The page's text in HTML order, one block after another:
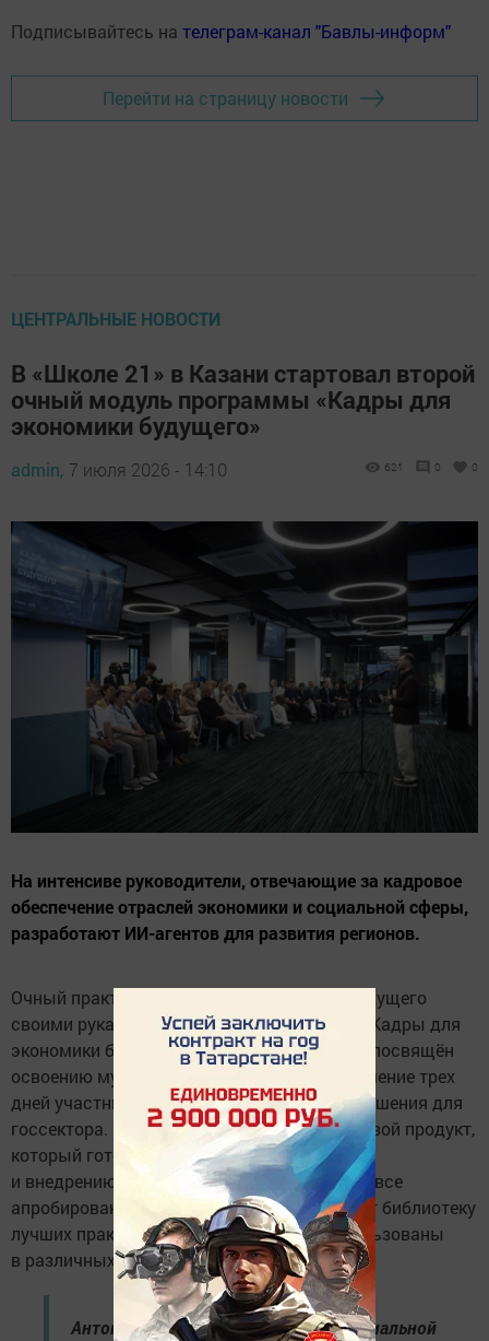
Подписывайтесь на телеграм-канал "Бавлы-информ"
Перейти на страницу новости
ЦЕНТРАЛЬНЫЕ НОВОСТИ
В «Школе 21» в Казани стартовал второй
очный модуль программы «Кадры для
экономики будущего»
admin, 7 июля 2026 - 14:10 621 0 0
На интенсиве руководители, отвечающие за кадровое
обеспечение отраслей экономики и социальной сферы,
разработают ИИ-агентов для развития регионов.
Очный практический модуль «Создание будущего
своими руками» масштабной программы «Кадры для
экономики будущего» в Казани полностью посвящён
освоению мультиагентных ИИ-систем. В течение трех
дней участники будут разрабатывать ИИ-решения для
госсектора. Главная цель — создать цифровой продукт,
который готов к реальному пилотированию
и внедрению в регионах. По итогам модуля все
апробированные ИИ-инструменты пополнят библиотеку
лучших практик, которые могут быть использованы
в различных регионах страны.
Антон Котяков, Министр труда и социальной